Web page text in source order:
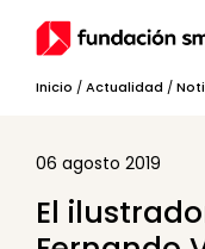
Inicio /Actualidad /
06 agosto 2019
El